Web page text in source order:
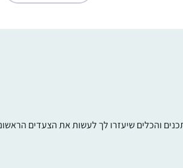
והכלים שיעזרו לך לעשות את הצעדים
started a few